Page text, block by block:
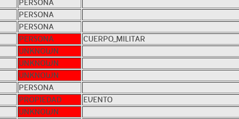
PERSONA
PERSONA
PERSONA
PERSONA
CUERPO_MILITAR
UNKNOWN
UNKNOWN
UNKNOWN
PERSONA
PROPIEDAD
EVENTO
UNKNOWN